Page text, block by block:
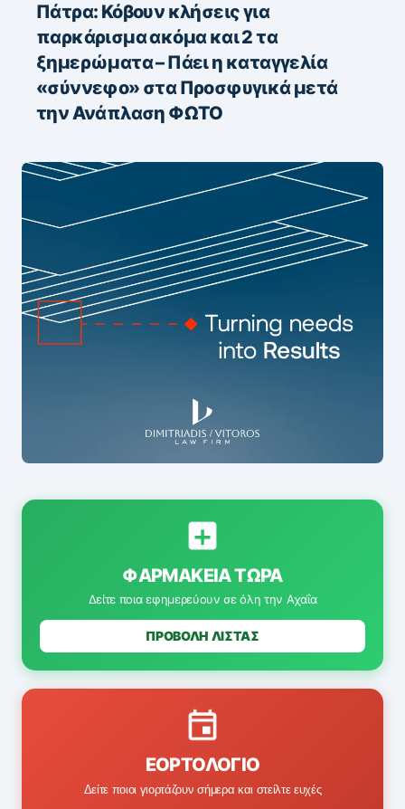
Πάτρα: Κόβουν κλήσεις για
παρκάρισμα ακόμα και 2 τα
ξημερώματα – Πάει η καταγγελία
«σύννεφο» στα Προσφυγικά μετά
την Ανάπλαση ΦΩΤΟ
ΦΑΡΜΑΚΕΊΑ ΤΏΡΑ
Δείτε ποια εφημερεύουν σε όλη την Αχαΐα
ΠΡΟΒΟΛΗ ΛΙΣΤΑΣ
ΕΟΡΤΟΛΌΓΙΟ
Δείτε ποιοι γιορτάζουν σήμερα και στείλτε ευχές